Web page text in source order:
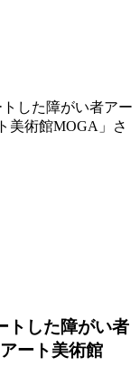
した障がい者アー
美術館MOGA」さ
トした障がい者
ート美術館